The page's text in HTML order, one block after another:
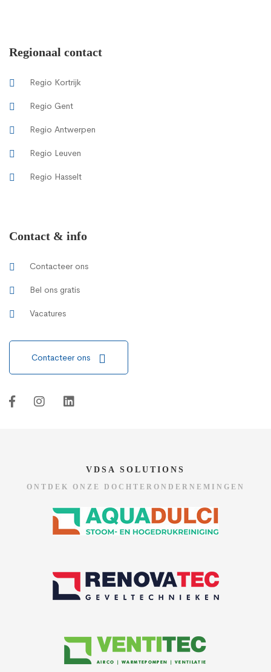
Regionaal contact
Regio Kortrijk
Regio Gent
Regio Antwerpen
Regio Leuven
Regio Hasselt
Contact & info
Contacteer ons
Bel ons gratis
Vacatures
Contacteer ons
VDSA SOLUTIONS
ONTDEK ONZE DOCHTERONDERNEMINGEN